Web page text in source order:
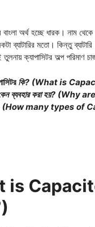
অর্থ হচ্ছে ধারক। নাম থেকে
ব্যাটারির মতো। কিন্তু
ক্যাপাসিটর অল্প পরিমাণ
কি? (What is
কেন ব্যবহার করা হয়?
কি? (How many types
is